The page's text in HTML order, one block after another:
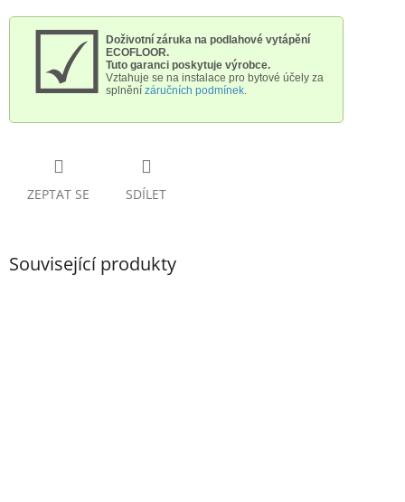
☑
Doživotní záruka na podlahové vytápění
ECOFLOOR.
Tuto garanci poskytuje výrobce.
Vztahuje se na instalace pro bytové účely za
splnění záručních podmínek.
ZEPTAT SE SDÍLET
Související produkty